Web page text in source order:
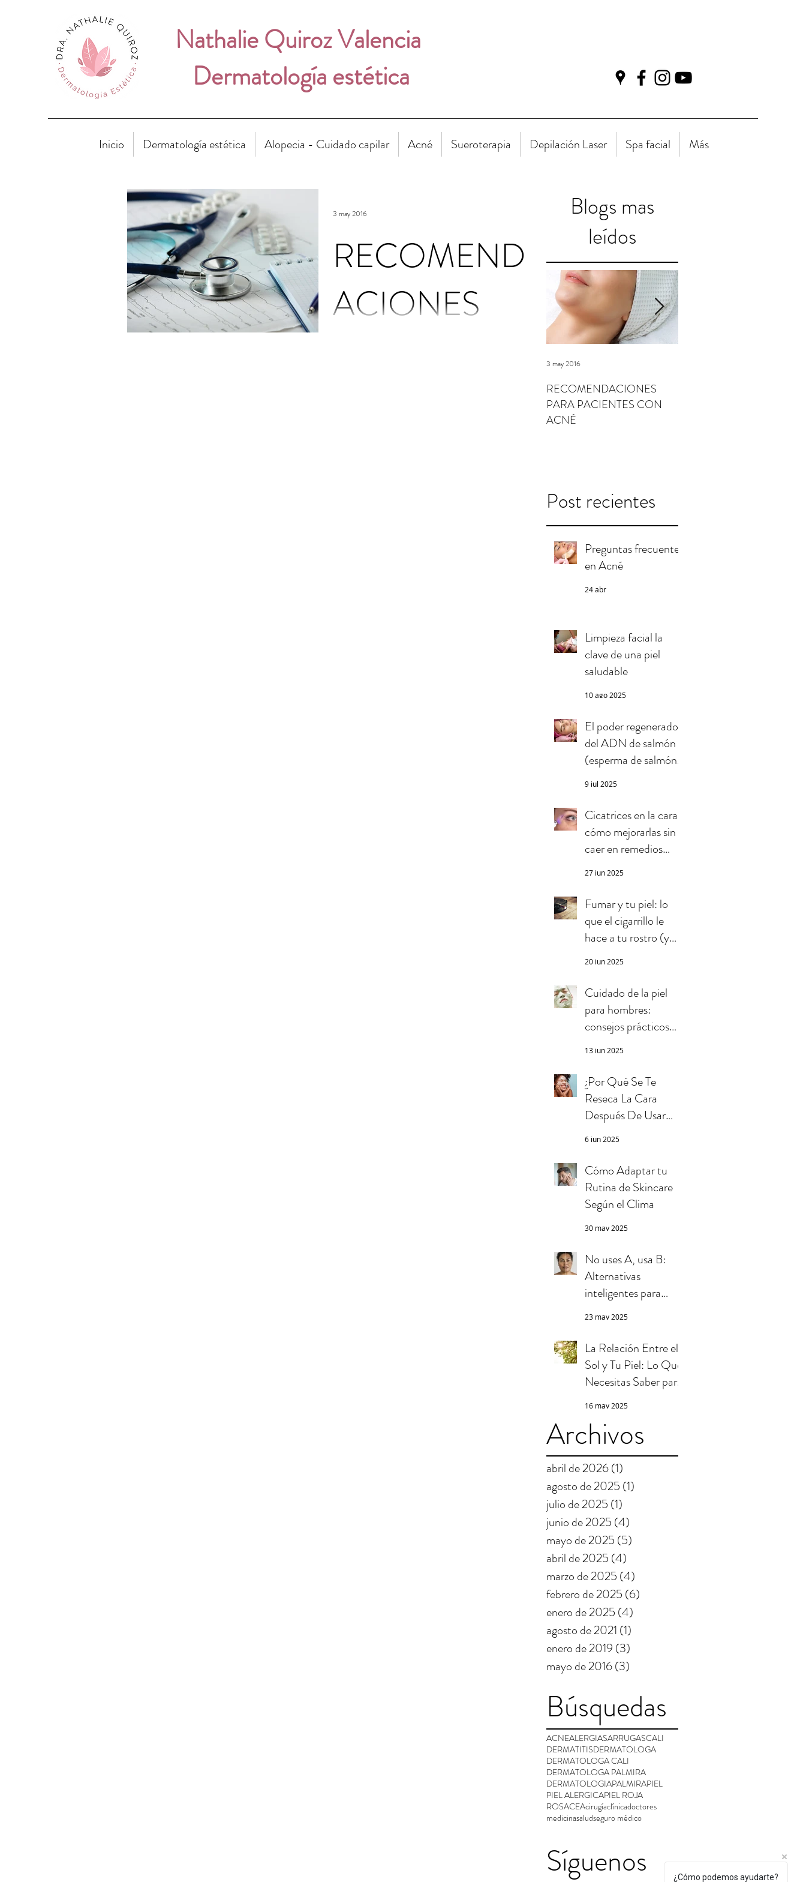
Nathalie Quiroz Valencia
Dermatología estética
Inicio Dermatología estética Alopecia - Cuidado capilar Acné Sueroterapia Depilación Laser Spa facial Más
Blogs mas
leídos
RECOMENDACIONES
PARA PACIENTES CON
ACNÉ
3 may 2016
Post recientes
Preguntas frecuentes
en Acné
24 abr
Limpieza facial la
clave de una piel
saludable
10 ago 2025
El poder regenerador
del ADN de salmón
(esperma de salmón)
en la piel
9 jul 2025
Cicatrices en la cara:
cómo mejorarlas sin
caer en remedios
27 jun 2025
Fumar y tu piel: lo
que el cigarrillo le
hace a tu rostro (y
20 jun 2025
Cuidado de la piel
para hombres:
consejos prácticos
13 jun 2025
¿Por Qué Se Te
Reseca La Cara
Después De Usar
Soluciones
6 jun 2025
Cómo Adaptar tu
Rutina de Skincare
Según el Clima
30 may 2025
No uses A, usa B:
Alternativas
inteligentes para
23 may 2025
La Relación Entre el
Sol y Tu Piel: Lo Que
Necesitas Saber para
16 may 2025
Archivos
abril de 2026(1)
agosto de 2025 (1)
julio de 2025 (1)
junio de 2025 (4)
mayo de 2025 (5)
abril de 2025 (4)
marzo de 2025 (4)
febrero de 2025 (6)
enero de 2025 (4)
agosto de 2021 (1)
enero de 2019 (3)
mayo de 2016(3)
Búsquedas
ACNEALERGIASARRUGASCALI
DERMATITISDERMATOLOGA
DERMATOLOGA CALI
DERMATOLOGA PALMIRA
DERMATOLOGIAPALMIRAPIEL
PIEL ALERGICAPIEL ROJA
ROSACEAcirugíaclínicadoctores
medicinasaludseguro médico
Síguenos
RECOMEND
ACIONES
3 may 2016
¿Cómo podemos ayudarte?